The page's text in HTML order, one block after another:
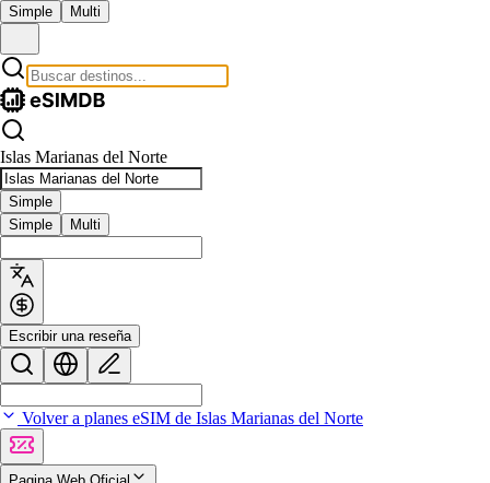
Simple Multi
Islas Marianas del Norte
Simple
Simple
Multi
Escribir una reseña
Volver a planes eSIM de Islas Marianas del Norte